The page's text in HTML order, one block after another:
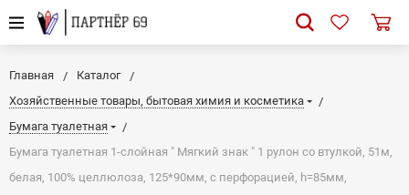
Главная
Каталог
Хозяйственные товары, бытовая химия и косметика
Бумага туалетная
Бумага туалетная 1-слойная " Мягкий знак " 1 рулон со втулкой, 51м,
белая, 100% целлюлоза, 125*90мм, с перфорацией, h=85мм,